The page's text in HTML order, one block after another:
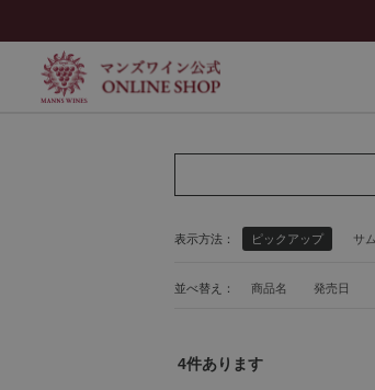
表示方法： ピックアップ サ
並べ替え： 商品名 発売日
4件あります